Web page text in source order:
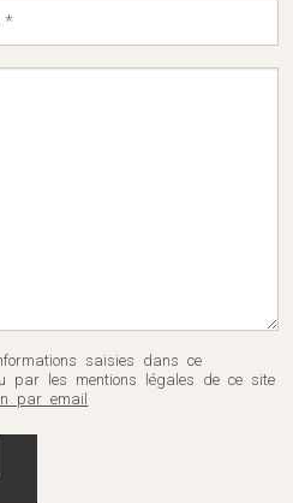
saisies dans ce
par les mentions légales de ce site
par email